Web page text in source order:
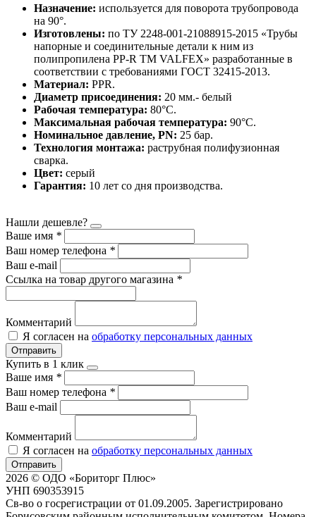
Назначение: используется для поворота трубопровода
на 90°.
Изготовлены: по ТУ 2248-001-21088915-2015 «Трубы
напорные и соединительные детали к ним из
полипропилена PP-R ТМ VALFEX» разработанные в
соответствии с требованиями ГОСТ 32415-2013.
Материал: PPR.
Диаметр присоединения: 20 мм.- белый
Рабочая температура: 80°С.
Максимальная рабочая температура: 90°С.
Номинальное давление, PN: 25 бар.
Технология монтажа: раструбная полифузионная
сварка.
Цвет: серый
Гарантия: 10 лет со дня производства.
Нашли дешевле?
Ваше имя *
Ваш номер телефона *
Ваш e-mail
Ссылка на товар другого магазина *
Комментарий
Я согласен на обработку персональных данных
Отправить
Купить в 1 клик
Ваше имя *
Ваш номер телефона *
Ваш e-mail
Комментарий
Я согласен на обработку персональных данных
Отправить
2026 © ОДО «Бориторг Плюс»
УНП 690353915
Св-во о госрегистрации от 01.09.2005. Зарегистрировано